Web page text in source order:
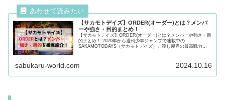
【サカモトデイズ】ORDER(オーダー)とは？メンバ
ーや強さ・目的まとめ！
【サカモトデイズ】ORDER(オーダー)とは？メンバーや強さ・目
的まとめ！ 2020年から週刊少年ジャンプで連載中の
SAKAMOTODAYS（サカモトデイズ）。殺し屋界の最高戦力
sabukaru-world.com 2024.10.16